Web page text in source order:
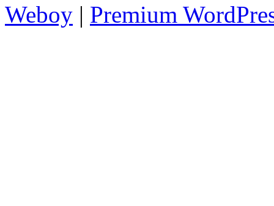
Weboy | Premium